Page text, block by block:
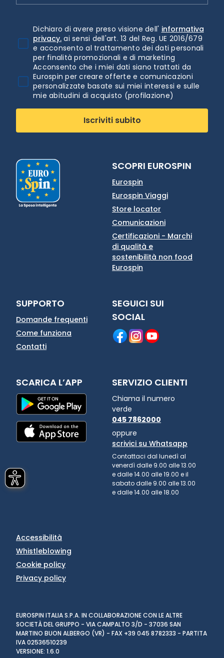
Dichiaro di avere preso visione dell' informativa
privacy. ai sensi dell'art. 13 del Reg. UE 2016/679
e acconsento al trattamento dei dati personali
per finalità promozionali e di marketing
Acconsento che i miei dati siano trattati da
Eurospin per creare offerte e comunicazioni
personalizzate basate sui miei interessi e sulle
mie abitudini di acquisto (profilazione)
Iscriviti subito
SCOPRI EUROSPIN
Eurospin
Eurospin Viaggi
Store locator
Comunicazioni
Certificazioni - Marchi
di qualità e
sostenibilità non food
Eurospin
SUPPORTO
Domande frequenti
Come funziona
Contatti
SEGUICI SUI
SOCIAL
SCARICA L’APP SERVIZIO CLIENTI
Chiama il numero
verde
045 7862000
oppure
scrivici su Whatsapp
Contattaci dal lunedì al
venerdì dalle 9.00 alle 13.00
e dalle 14.00 alle 19.00 e il
sabato dalle 9.00 alle 13.00
e dalle 14.00 alle 18.00
Accessibilità
Whistleblowing
Cookie policy
Privacy policy
EUROSPIN ITALIA S.P.A. IN COLLABORAZIONE CON LE ALTRE
SOCIETÀ DEL GRUPPO - VIA CAMPALTO 3/D - 37036 SAN
MARTINO BUON ALBERGO (VR) - FAX +39 045 8782333 - PARTITA
IVA 02536510239
VERSIONE: 1.6.0